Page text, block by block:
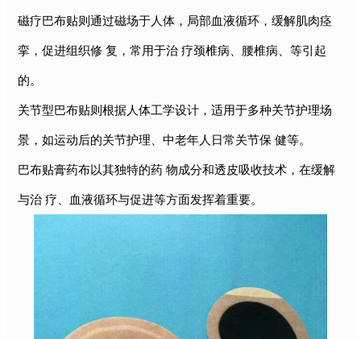
磁疗巴布贴则通过磁场于人体，局部血液循环，缓解肌肉痉
挛，促进组织修 复，常用于治 疗颈椎病、腰椎病、等引起
的。
关节型巴布贴则根据人体工学设计，适用于多种关节护理场
景，如运动后的关节护理、中老年人日常关节保 健等。
巴布贴膏药布以其独特的药 物成分和透皮吸收技术，在缓解
与治 疗、血液循环与促进等方面发挥着重要。